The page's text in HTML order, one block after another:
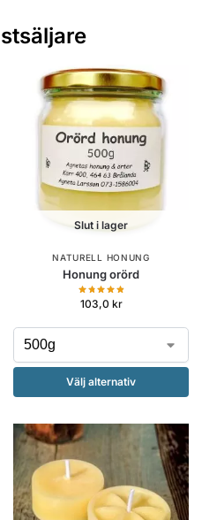
Slut i lager
NATURELL HONUNG
Honung orörd
103,0 kr
Välj alternativ